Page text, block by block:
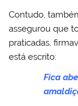
Contudo,
assegurou que
praticadas,
está escrito:
Fica